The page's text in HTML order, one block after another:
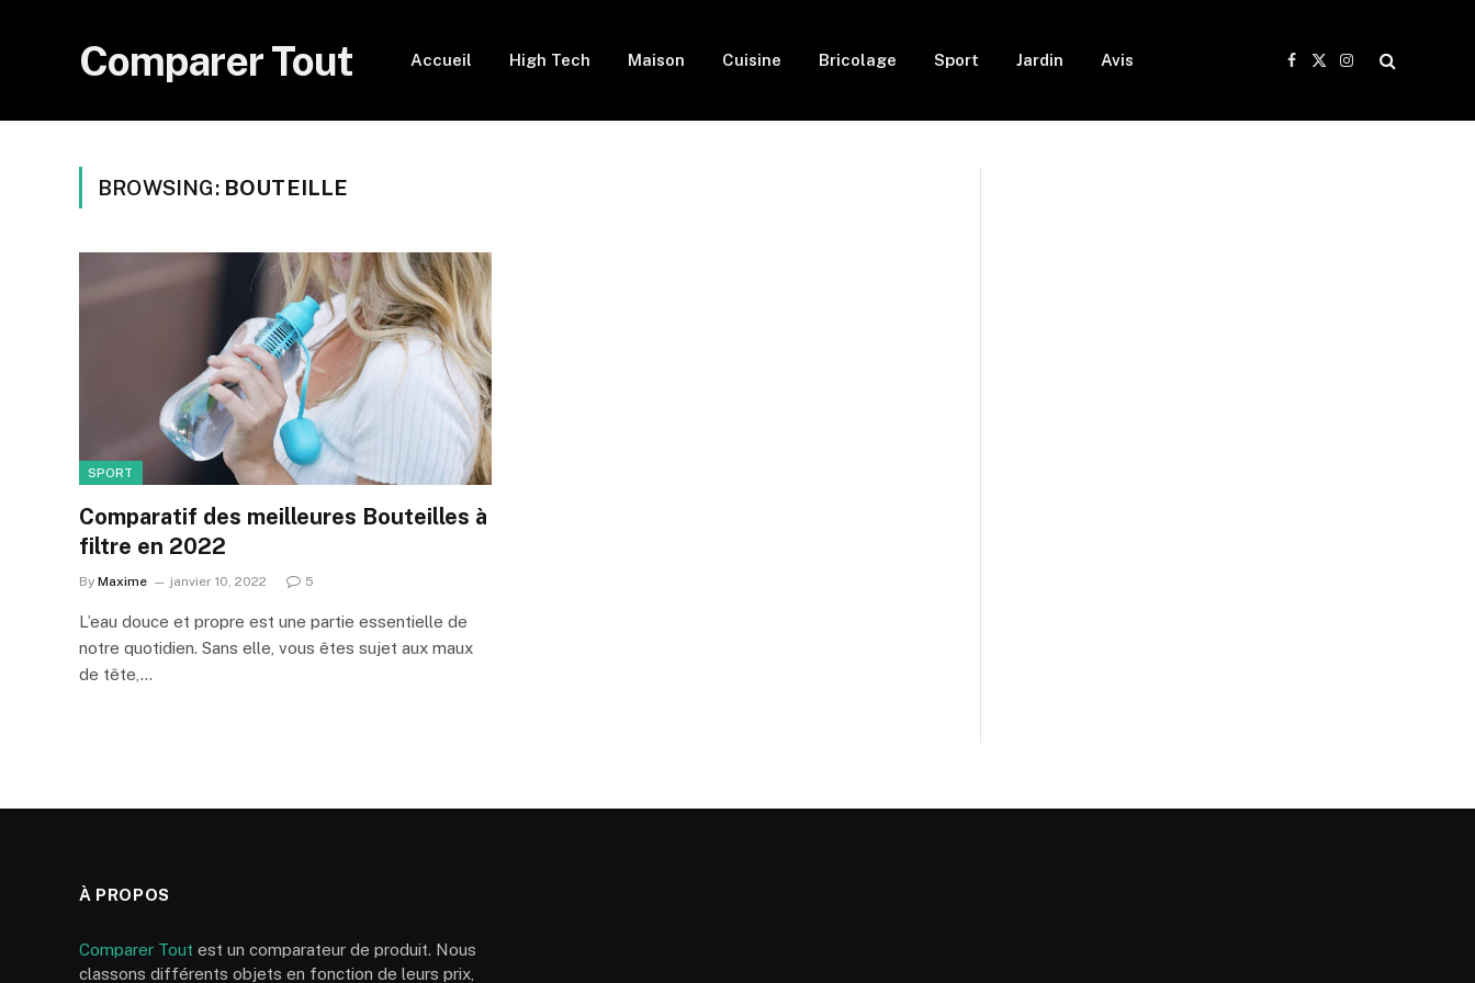
Comparer Tout Accueil High Tech Maison Cuisine Bricolage Sport Jardin Avis
Facebook
X
Instagram
BROWSING: BOUTEILLE
SPORT
Comparatif des meilleures Bouteilles à
filtre en 2022
By Maxime janvier 10, 2022 5
L’eau douce et propre est une partie essentielle de
notre quotidien. Sans elle, vous êtes sujet aux maux
de tête,…
À PROPOS
Comparer Tout est un comparateur de produit. Nous
classons différents objets en fonction de leurs prix,